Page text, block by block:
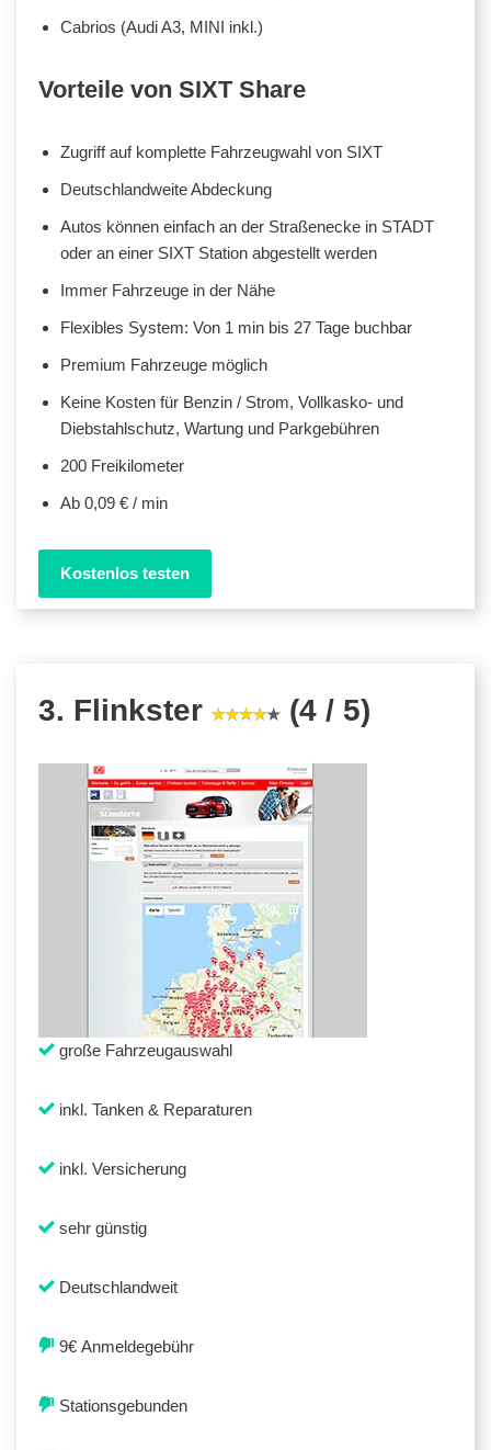
Cabrios (Audi A3, MINI inkl.)
Vorteile von SIXT Share
Zugriff auf komplette Fahrzeugwahl von SIXT
Deutschlandweite Abdeckung
Autos können einfach an der Straßenecke in STADT
oder an einer SIXT Station abgestellt werden
Immer Fahrzeuge in der Nähe
Flexibles System: Von 1 min bis 27 Tage buchbar
Premium Fahrzeuge möglich
Keine Kosten für Benzin / Strom, Vollkasko- und
Diebstahlschutz, Wartung und Parkgebühren
200 Freikilometer
Ab 0,09 € / min
Kostenlos testen
3. Flinkster (4 / 5)
große Fahrzeugauswahl
inkl. Tanken & Reparaturen
inkl. Versicherung
sehr günstig
Deutschlandweit
9€ Anmeldegebühr
Stationsgebunden